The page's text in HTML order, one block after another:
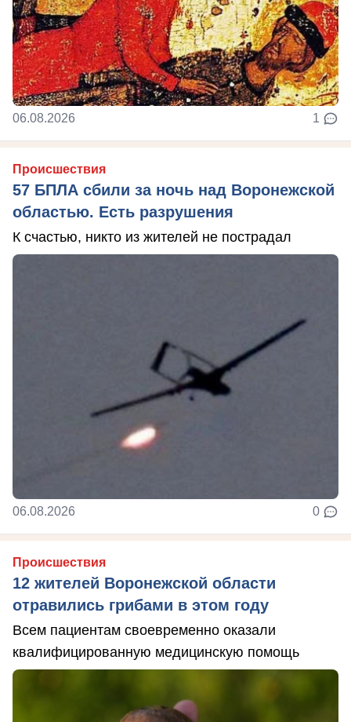
06.08.2026 1
Происшествия
57 БПЛА сбили за ночь над Воронежской
областью. Есть разрушения
К счастью, никто из жителей не пострадал
06.08.2026 0
Происшествия
12 жителей Воронежской области
отравились грибами в этом году
Всем пациентам своевременно оказали
квалифицированную медицинскую помощь